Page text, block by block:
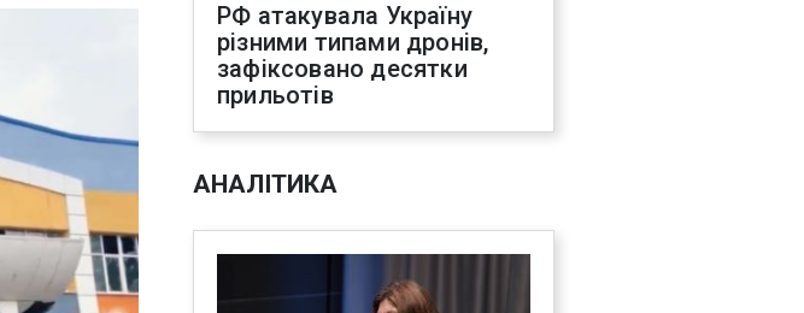
РФ атакувала Україну
різними типами дронів,
зафіксовано десятки
прильотів
АНАЛІТИКА